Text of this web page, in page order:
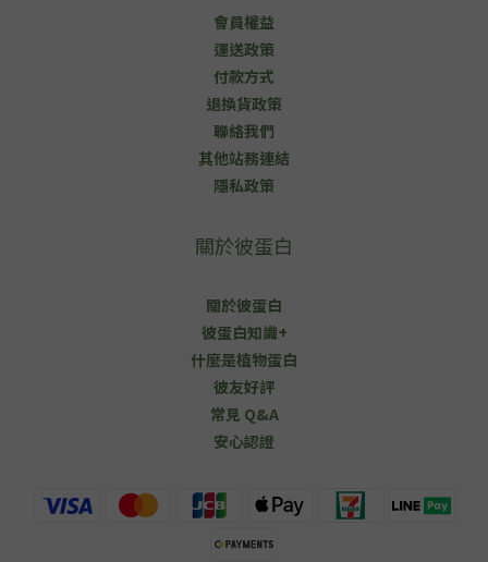
會員權益
運送政策
付款方式
退換貨政策
聯絡我們
其他站務連結
隱私政策
關於彼蛋白
關於彼蛋白
彼蛋白知識+
什麼是植物蛋白
彼友好評
常見 Q&A
安心認證